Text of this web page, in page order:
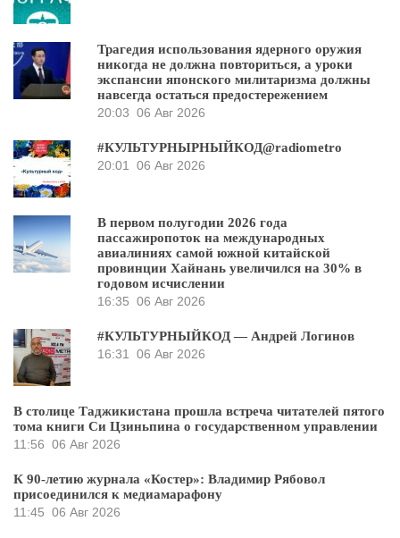
Трагедия использования ядерного оружия
никогда не должна повториться, а уроки
экспансии японского милитаризма должны
навсегда остаться предостережением
20:03 06 Авг 2026
#КУЛЬТУРНЫРНЫЙКОД@radiometro
20:01
06 Авг 2026
В первом полугодии 2026 года
пассажиропоток на международных
авиалиниях самой южной китайской
провинции Хайнань увеличился на 30% в
годовом исчислении
16:35 06 Авг 2026
#КУЛЬТУРНЫЙКОД — Андрей Логинов
16:31
06 Авг 2026
В столице Таджикистана прошла встреча читателей пятого
тома книги Си Цзиньпина о государственном управлении
11:56 06 Авг 2026
К 90-летию журнала «Костер»: Владимир Рябовол
присоединился к медиамарафону
11:45 06 Авг 2026